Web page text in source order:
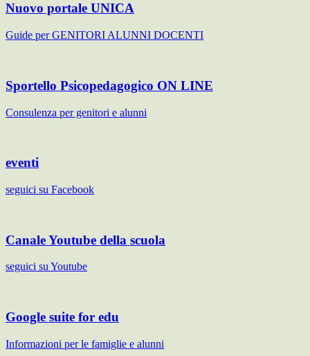
Nuovo portale UNICA
Guide per GENITORI ALUNNI DOCENTI
Sportello Psicopedagogico ON LINE
Consulenza per genitori e alunni
eventi
seguici su Facebook
Canale Youtube della scuola
seguici su Youtube
Google suite for edu
Informazioni per le famiglie e alunni